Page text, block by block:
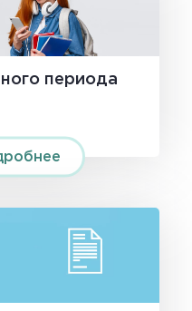
периода